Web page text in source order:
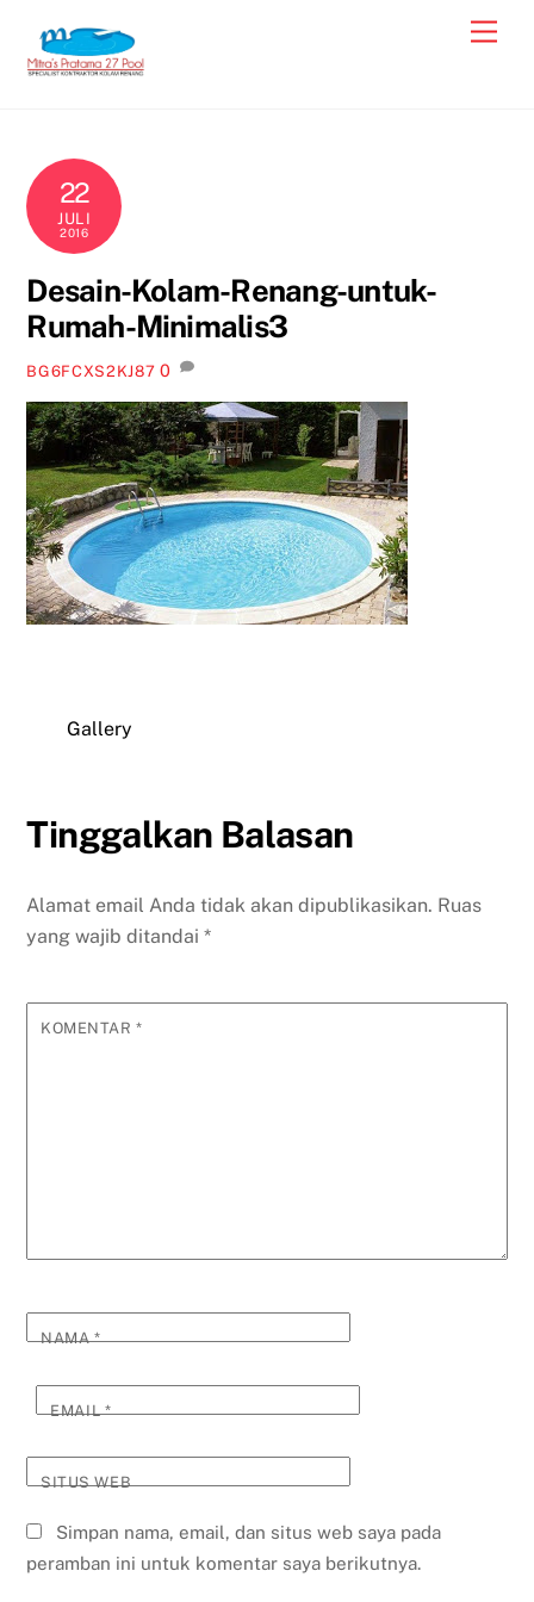
content
22
JULI
2016
Desain-Kolam-Renang-untuk-
Rumah-Minimalis3
BG6FCXS2KJ87 0
Gallery
Tinggalkan Balasan
Alamat email Anda tidak akan dipublikasikan. Ruas
yang wajib ditandai*
KOMENTAR*
NAMA*
EMAIL*
SITUS WEB
Simpan nama, email, dan situs web saya pada
peramban ini untuk komentar saya berikutnya.